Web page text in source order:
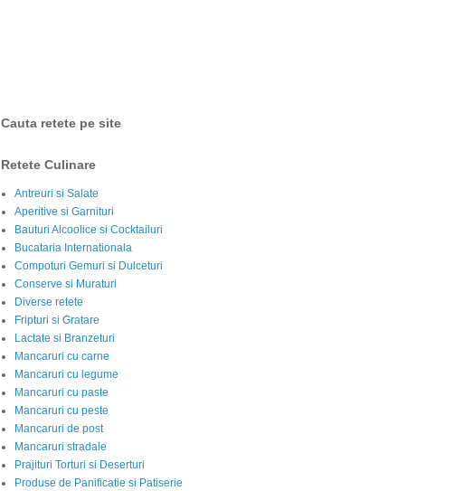
Cauta retete pe site
Retete Culinare
Antreuri si Salate
Aperitive si Garnituri
Bauturi Alcoolice si Cocktailuri
Bucataria Internationala
Compoturi Gemuri si Dulceturi
Conserve si Muraturi
Diverse retete
Fripturi si Gratare
Lactate si Branzeturi
Mancaruri cu carne
Mancaruri cu legume
Mancaruri cu paste
Mancaruri cu peste
Mancaruri de post
Mancaruri stradale
Prajituri Torturi si Deserturi
Produse de Panificatie si Patiserie